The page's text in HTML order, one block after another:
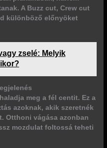
A Buzz cut, Crew cut
különböző előnyöket
zselé: Melyik
meg a fél centit. Ez a
azoknak, akik szeretnék
Otthoni vágása azonban
mozdulat foltossá teheti